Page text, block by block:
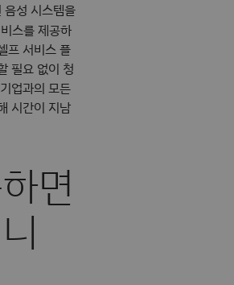
음성 시스템을
스를 제공하
프 서비스 플
필요 없이 청
업과의 모든
시간이 지남
면